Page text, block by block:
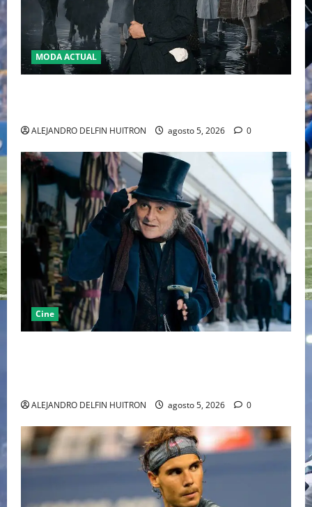
MODA ACTUAL
ALEJANDRO DELFIN HUITRON agosto 5, 2026 0
Cine
ALEJANDRO DELFIN HUITRON agosto 5, 2026 0